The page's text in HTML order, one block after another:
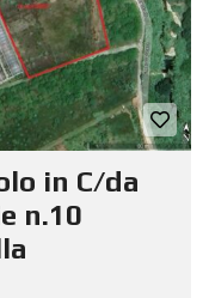
in C/da
n.10